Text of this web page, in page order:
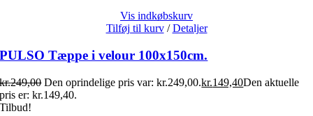
Vis indkøbskurv
Tilføj til kurv / Detaljer
PULSO Tæppe i velour 100x150cm.
kr.249,00 Den oprindelige pris var: kr.249,00.kr.149,40Den aktuelle
pris er: kr.149,40.
Tilbud!